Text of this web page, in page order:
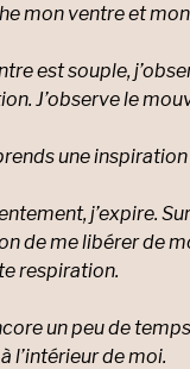
mon ventre et
est souple,
J’observe le
une
j’expire.
de me libérer de
respiration.
un peu de
l’intérieur de moi.